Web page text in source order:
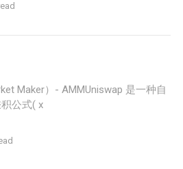
Maker）- AMMUniswap 是一种自
公式( x